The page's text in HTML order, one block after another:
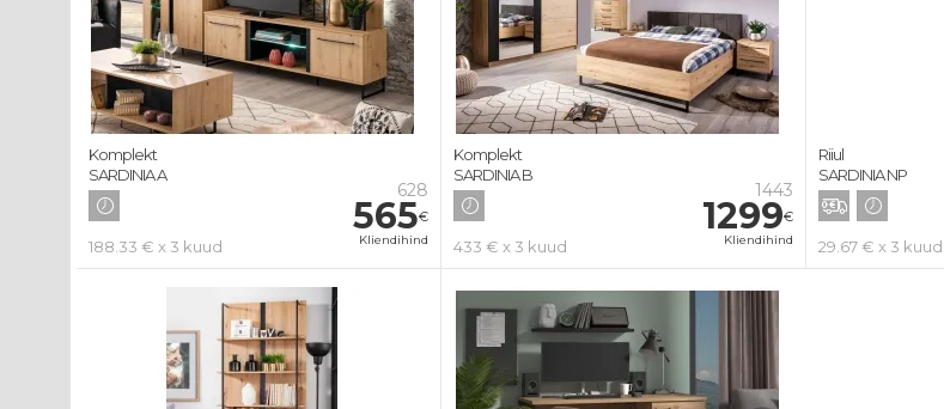
628
565€
Kliendihind
188.33 € x 3 kuud
Komplekt
SARDINIA A
1443
1299€
Kliendihind
433 € x 3 kuud
Komplekt
SARDINIA B
29.67 € x 3 kuud
Riiul
SARDINIA NP